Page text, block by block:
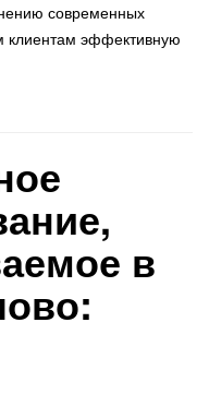
современных
клиентам эффективную
в